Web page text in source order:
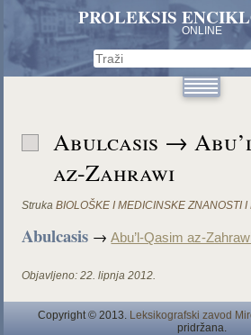
PROLEKSIS
ONLINE
Abulcasis →
az-Zahrawi
Struka BIOLOŠKE I MEDICINSKE ZNANOSTI
Abulcasis →Abu’l-Qasim az-
Objavljeno: 22. lipnja 2012.
Copyright © 2013. Leksikografski zavod
pridržana.